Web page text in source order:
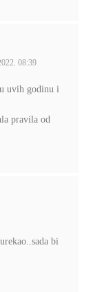
08:39
uvih godinu i
pravila od
bi